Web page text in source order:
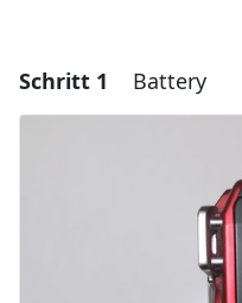
Schritt 1 Battery